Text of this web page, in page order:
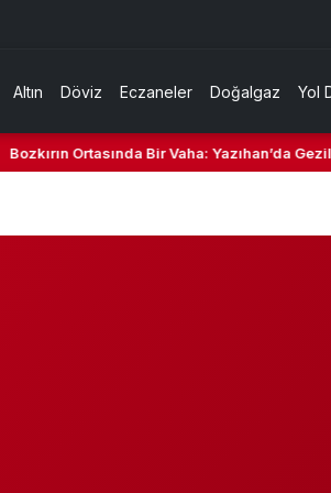
Altın Döviz Eczaneler Doğalgaz Yol
Bozkırın Ortasında Bir Vaha: Yazıhan’da